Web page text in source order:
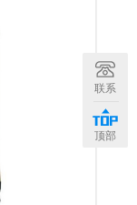
联系
顶部